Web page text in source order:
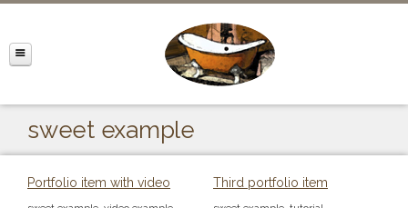
sweet example
Portfolio item with video Third portfolio item